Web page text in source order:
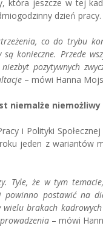
która jeszcze w tej
dzień pracy.
co do trybu
są konieczne. Przede
pozytywnych
– mówi Hanna
niemalże niemożliwy
i Polityki
jeden z wariantów
Tyle, że w tym
powinno postawić na
brakach
– mówi